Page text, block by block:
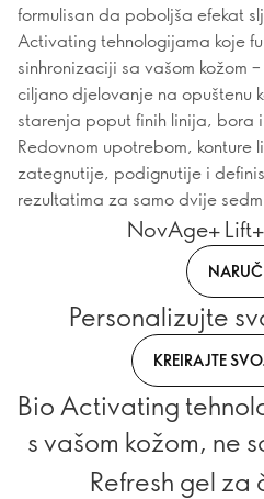
formulisan da poboljša efekat
Activating tehnologijama koje
sinhronizaciji sa vašom kožom
ciljano djelovanje na opuštenu
starenja poput finih linija, bora
Redovnom upotrebom, konture
zategnutije, podignutije i
rezultatima za samo dvije
NovAge+
Personalizujte
KREIRAJTE
Bio Activating
s vašom kožom, ne
nju
Refresh gel